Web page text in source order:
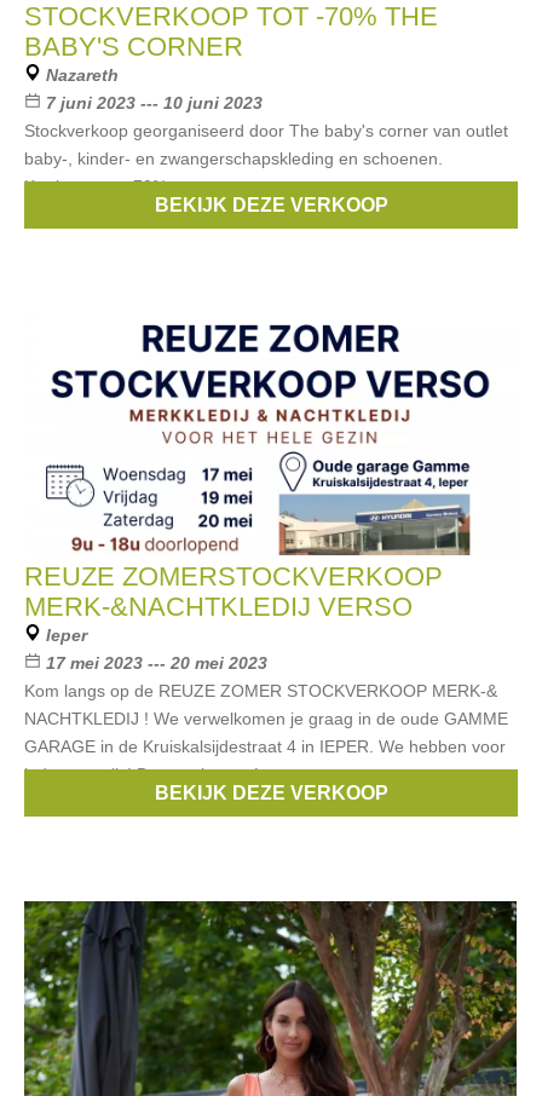
STOCKVERKOOP TOT -70% THE
BABY'S CORNER
Nazareth
7 juni 2023 --- 10 juni 2023
Stockverkoop georganiseerd door The baby's corner van outlet
baby-, kinder- en zwangerschapskleding en schoenen.
Kortingen tot -70%.
Noppies,Beaba,Quax ,Babybjorn
BEKIJK DEZE VERKOOP
REUZE ZOMERSTOCKVERKOOP
MERK-&NACHTKLEDIJ VERSO
Ieper
17 mei 2023 --- 20 mei 2023
Kom langs op de REUZE ZOMER STOCKVERKOOP MERK-&
NACHTKLEDIJ ! We verwelkomen je graag in de oude GAMME
GARAGE in de Kruiskalsijdestraat 4 in IEPER. We hebben voor
ieder wat wils! Dames, heren én
Esprit,Noppies,Blue Bay,Vingino
BEKIJK DEZE VERKOOP